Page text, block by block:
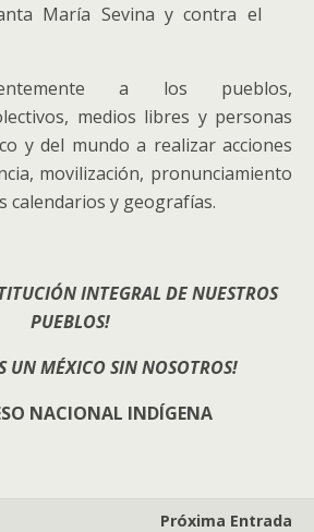
María Sevina y contra el
a los pueblos,
medios libres y personas
y del mundo a realizar acciones
movilización, pronunciamiento
calendarios y geografías.
INTEGRAL DE NUESTROS
PUEBLOS!
UN MÉXICO SIN NOSOTROS!
NACIONAL INDÍGENA
Próxima Entrada